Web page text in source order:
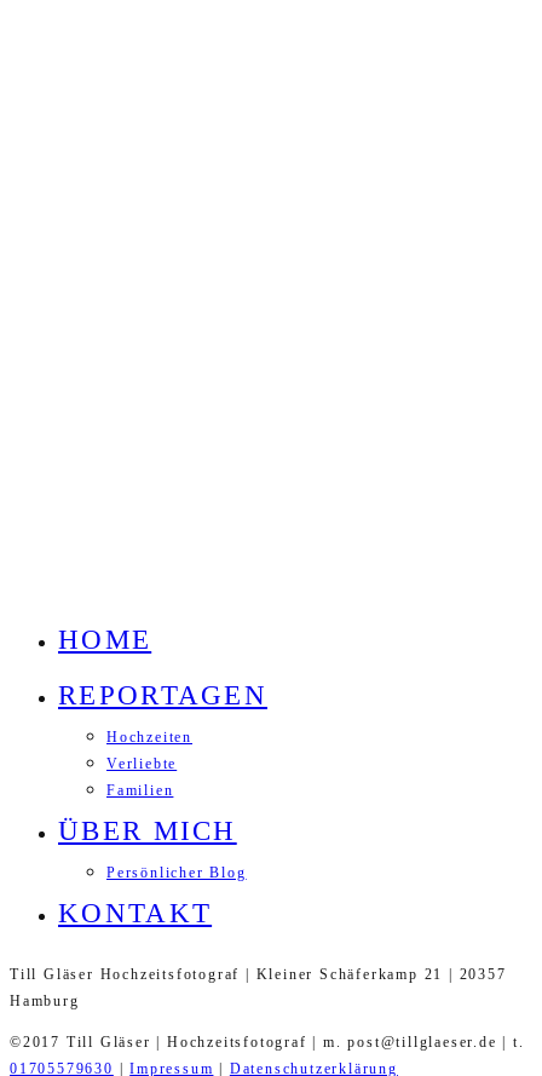
HOME
REPORTAGEN
Hochzeiten
Verliebte
Familien
ÜBER MICH
Persönlicher Blog
KONTAKT
Till Gläser Hochzeitsfotograf | Kleiner Schäferkamp 21 | 20357
Hamburg
©2017 Till Gläser | Hochzeitsfotograf | m. post@tillglaeser.de | t.
01705579630
|Impressum Datenschutzerklärung